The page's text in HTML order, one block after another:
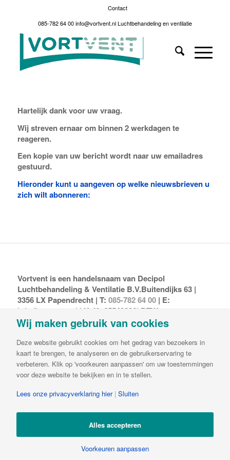
Contact
085-782 64 00info@vortvent.nlLuchtbehandeling en ventilatie
Hartelijk dank voor uw vraag.
Wij streven ernaar om binnen 2 werkdagen te
reageren.
Een kopie van uw bericht wordt naar uw emailadres
gestuurd.
Hieronder kunt u aangeven op welke nieuwsbrieven u
zich wilt abonneren:
info@vortvent.nl
Vortvent is een handelsnaam van Decipol
Luchtbehandeling & Ventilatie B.V.Buitendijks 63 |
3356 LX Papendrecht | T: 085-782 64 00| E:
info@vortvent.nl | KvK: 65549236| BTW:
NL8561.57.569B01 | IBAN NL65ABNA0644510846
Privacy- en Cookiebeleid
Disclaimer Klachtenregeling
Wij maken gebruik van cookies
Deze website gebruikt cookies om het gedrag van bezoekers in
kaart te brengen, te analyseren en de gebruikerservaring te
verbeteren. Klik op 'voorkeuren aanpassen' om uw toestemmingen
voor deze website te bekijken en in te stellen.
Lees onze privacyverklaring hier | Sluiten
Alles accepteren
Voorkeuren aanpassen